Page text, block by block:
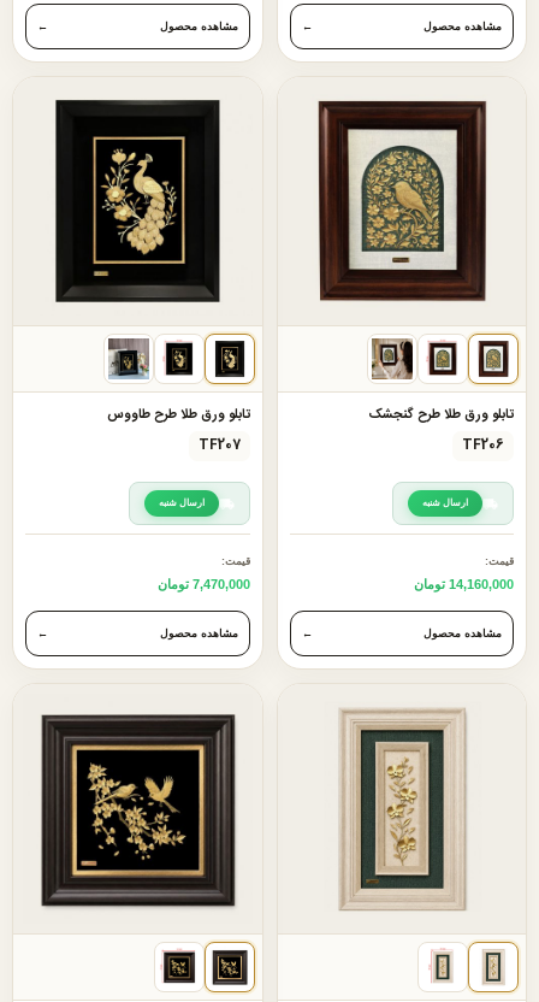
مشاهده محصول ← مشاهده محصول ←
تابلو ورق طلا طرح گنجشک
TF206
ارسال شنبه
قیمت:
14,160,000 تومان
مشاهده محصول ←
تابلو ورق طلا طرح طاووس
TF207
ارسال شنبه
قیمت:
7,470,000 تومان
مشاهده محصول ←